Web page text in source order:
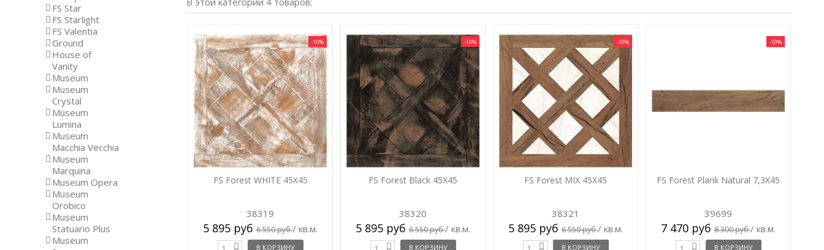
-10%
FS Forest WHITE 45X45
38319
5 895 руб 6 550 руб/ кв.м.
В КОРЗИНУ
-10%
FS Forest Black 45X45
38320
5 895 руб 6 550 руб/ кв.м.
В КОРЗИНУ
-10%
FS Forest MIX 45X45
38321
5 895 руб 6 550 руб/ кв.м.
В КОРЗИНУ
-10%
FS Forest Plank Natural 7,3X45
39699
7 470 руб 8 300 руб/ кв.м.
В КОРЗИНУ
FS Star
FS Starlight
FS Valentia
Ground
House of
Vanity
Museum
Museum
Crystal
Museum
Lumina
Museum
Macchia Vecchia
Museum
Marquina
Museum Opera
Museum
Orobico
Museum
Statuario Plus
Museum